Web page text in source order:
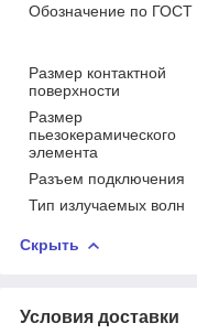
Обозначение по ГОСТ
Размер контактной
поверхности
Размер
пьезокерамического
элемента
Разъем подключения
Тип излучаемых волн
Скрыть
Условия доставки